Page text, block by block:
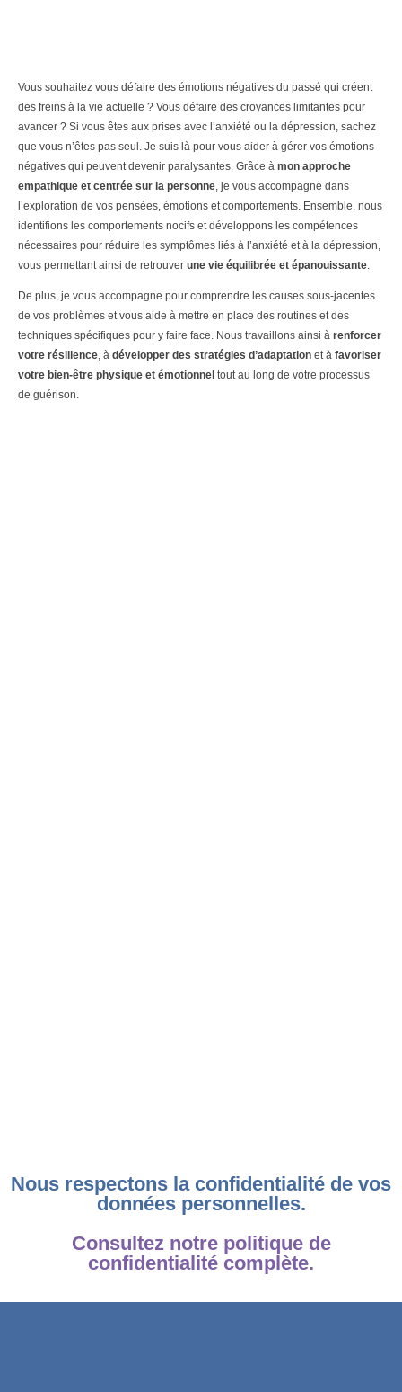
Vous souhaitez vous défaire des émotions négatives du passé qui créent
des freins à la vie actuelle ? Vous défaire des croyances limitantes pour
avancer ? Si vous êtes aux prises avec l’anxiété ou la dépression, sachez
que vous n’êtes pas seul. Je suis là pour vous aider à gérer vos émotions
négatives qui peuvent devenir paralysantes. Grâce à mon approche
empathique et centrée sur la personne, je vous accompagne dans
l’exploration de vos pensées, émotions et comportements. Ensemble, nous
identifions les comportements nocifs et développons les compétences
nécessaires pour réduire les symptômes liés à l’anxiété et à la dépression,
vous permettant ainsi de retrouver une vie équilibrée et épanouissante.
De plus, je vous accompagne pour comprendre les causes sous-jacentes
de vos problèmes et vous aide à mettre en place des routines et des
techniques spécifiques pour y faire face. Nous travaillons ainsi à renforcer
votre résilience, à développer des stratégies d’adaptation et à favoriser
votre bien-être physique et émotionnel tout au long de votre processus
de guérison.
Nous respectons la confidentialité de vos
données personnelles.
Consultez notre politique de
confidentialité complète.